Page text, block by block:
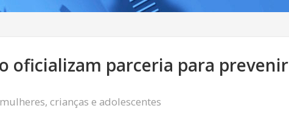
oficializam parceria para prevenir
crianças e adolescentes